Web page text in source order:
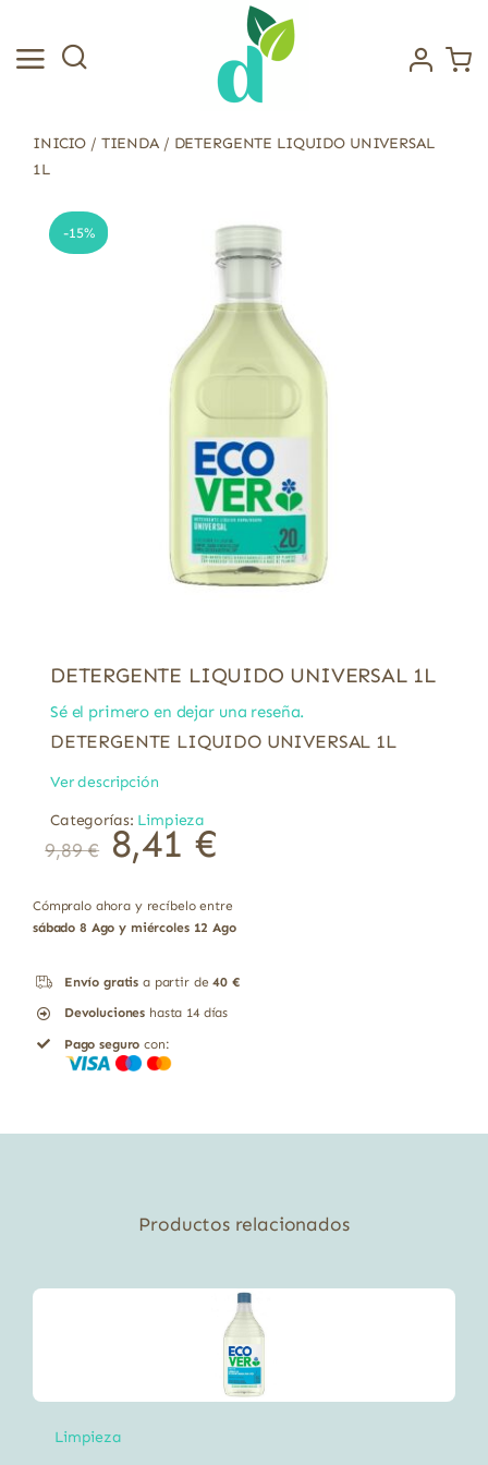
contenido
INICIO / TIENDA/ DETERGENTE LIQUIDO UNIVERSAL
1L
-15%
DETERGENTE LIQUIDO UNIVERSAL 1L
Sé el primero en dejar una reseña.
DETERGENTE LIQUIDO UNIVERSAL 1L
Ver descripción
Categorías: Limpieza
9,89€ El
precio
era:
9,89 €.
8,41 €
es:
8,41 €.
Cómpralo ahora y recíbelo entre
sábado 8 Ago y miércoles 12 Ago
Envío gratis a partir de40 €
Devoluciones hasta 14 días
Pago seguro con:
Productos relacionados
Limpieza